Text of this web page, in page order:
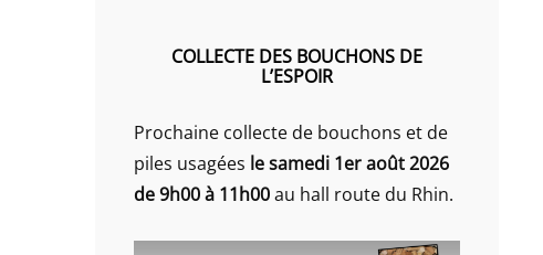
COLLECTE DES BOUCHONS DE
L’ESPOIR
Prochaine collecte de bouchons et de
piles usagées le samedi 1er août 2026
de 9h00 à 11h00au hall route du Rhin.